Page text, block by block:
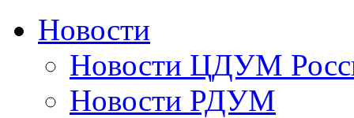
Новости
Новости ЦДУМ
Новости РДУМ